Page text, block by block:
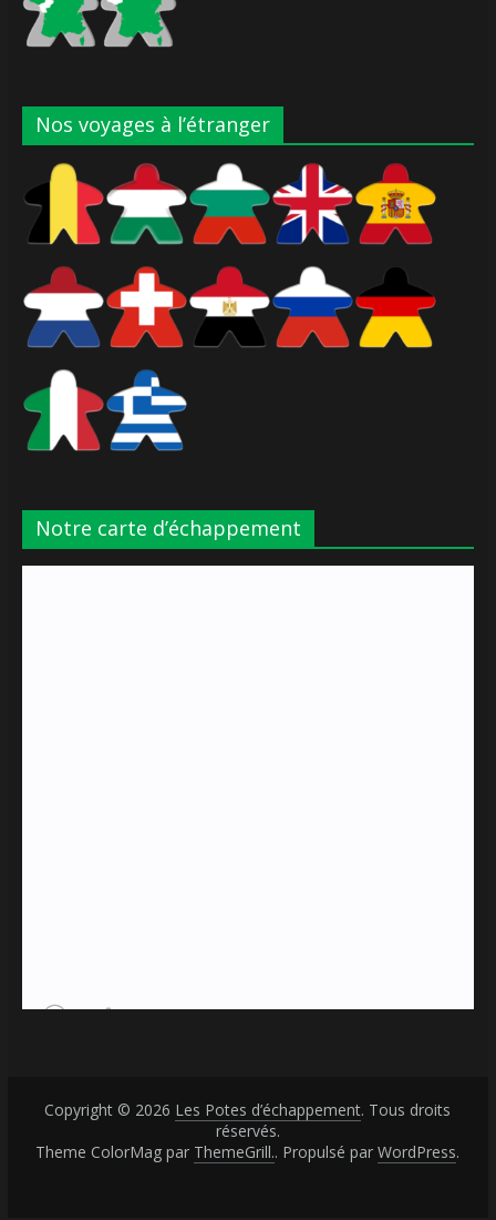
Nos voyages à l’étranger
Notre carte d’échappement
Copyright © 2026 Les Potes d’échappement. Tous droits
réservés.
Theme ColorMag par ThemeGrill.. Propulsé parWordPress.